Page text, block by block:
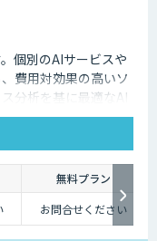
個別のAIサービスや
費用対効果の高いソ
分析を基に最適なAI
実現します。 ​課題整
成果を追求します。​
具体的な業務課題解
す。
無料プラン
お問合せください